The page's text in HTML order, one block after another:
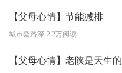
【父母心情】节能减排
城市套路深 2.2万阅读
【父母心情】老陕是天生的